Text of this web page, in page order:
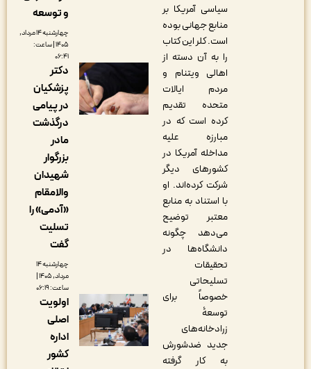
سیاسی آمریکا بر
منابع جهانی بوده
است. کلر این کتاب
را به آن دسته از
اهالی ویتنام و
مردم ایالات
متحده تقدیم
کرده است که در
مبارزه علیه
مداخله آمریکا در
کشورهای دیگر
شرکت کرده‌اند. او
با استناد به منابع
معتبر توضیح
می‌دهد چگونه
دانشگاه‌ها در
تحقیقات
تسلیحاتی
خصوصاً برای
زرادخانه‌های
جدید ضدشورش
به کار گرفته
و توسعه
چهارشنبه ۱۴ مرداد,
۱۴۰۵ | ساعت:
دکتر
پزشکیان
در پیامی
درگذشت
شهیدان
والامقام
«آدمی» را
چهارشنبه ۱۴
مرداد, ۱۴۰۵ |
اولویت
اصلی
اداره